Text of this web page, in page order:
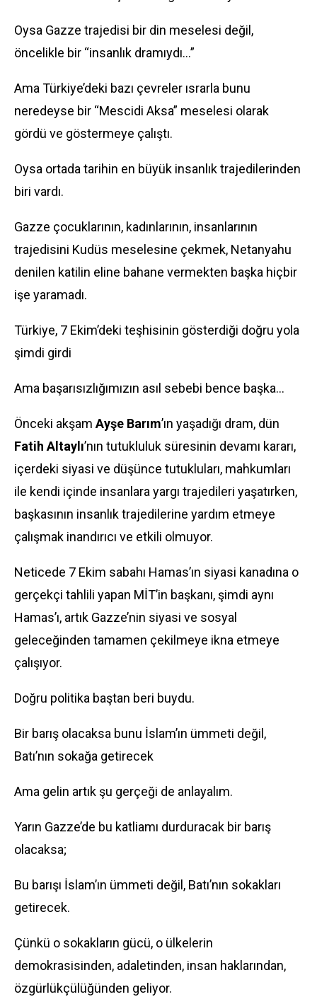
Oysa Gazze trajedisi bir din meselesi değil,
öncelikle bir “insanlık dramıydı…”
Ama Türkiye’deki bazı çevreler ısrarla bunu
neredeyse bir “Mescidi Aksa” meselesi olarak
gördü ve göstermeye çalıştı.
Oysa ortada tarihin en büyük insanlık trajedilerinden
biri vardı.
Gazze çocuklarının, kadınlarının, insanlarının
trajedisini Kudüs meselesine çekmek, Netanyahu
denilen katilin eline bahane vermekten başka hiçbir
işe yaramadı.
Türkiye, 7 Ekim’deki teşhisinin gösterdiği doğru yola
şimdi girdi
Ama başarısızlığımızın asıl sebebi bence başka…
Önceki akşam Ayşe Barım’ın yaşadığı dram, dün
Fatih Altaylı’nın tutukluluk süresinin devamı kararı,
içerdeki siyasi ve düşünce tutukluları, mahkumları
ile kendi içinde insanlara yargı trajedileri yaşatırken,
başkasının insanlık trajedilerine yardım etmeye
çalışmak inandırıcı ve etkili olmuyor.
Neticede 7 Ekim sabahı Hamas’ın siyasi kanadına o
gerçekçi tahlili yapan MİT’in başkanı, şimdi aynı
Hamas’ı, artık Gazze’nin siyasi ve sosyal
geleceğinden tamamen çekilmeye ikna etmeye
çalışıyor.
Doğru politika baştan beri buydu.
Bir barış olacaksa bunu İslam’ın ümmeti değil,
Batı’nın sokağa getirecek
Ama gelin artık şu gerçeği de anlayalım.
Yarın Gazze’de bu katliamı durduracak bir barış
olacaksa;
Bu barışı İslam’ın ümmeti değil, Batı’nın sokakları
getirecek.
Çünkü o sokakların gücü, o ülkelerin
demokrasisinden, adaletinden, insan haklarından,
özgürlükçülüğünden geliyor.